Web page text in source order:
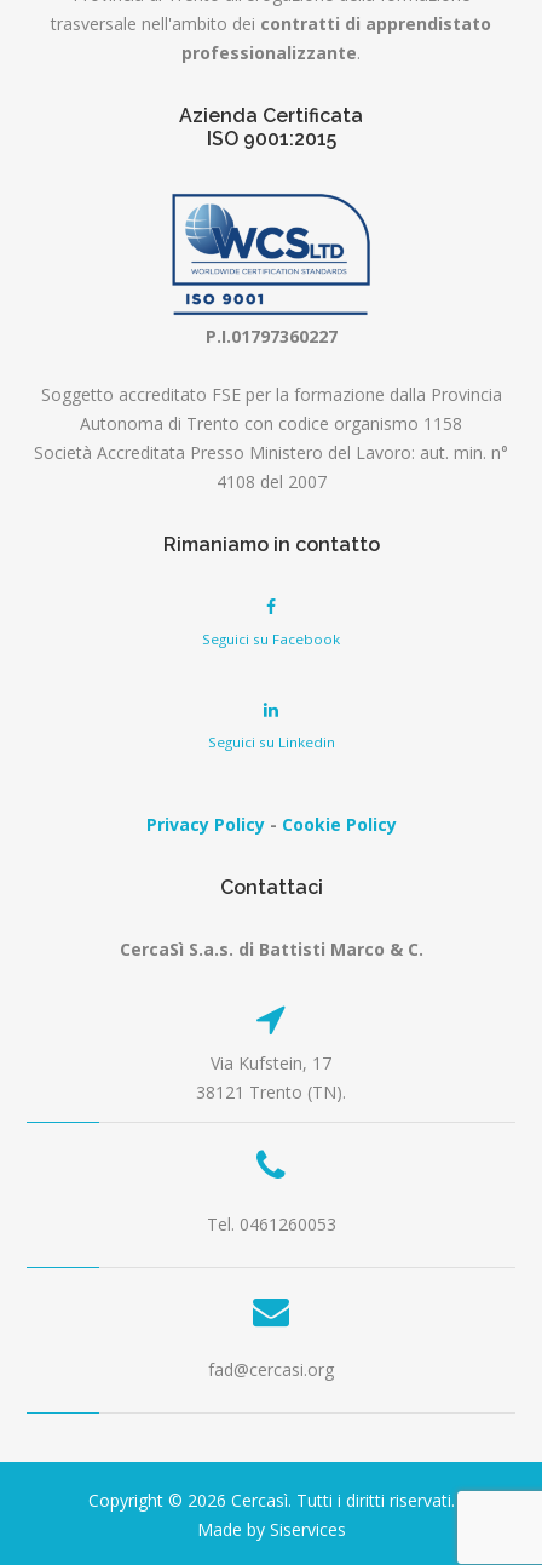
trasversale nell'ambito dei contratti di apprendistato
professionalizzante.
Azienda Certificata
ISO 9001:2015
P.I.01797360227
Soggetto accreditato FSE per la formazione dalla Provincia
Autonoma di Trento con codice organismo 1158
Società Accreditata Presso Ministero del Lavoro: aut. min. n°
4108 del 2007
Rimaniamo in contatto
Seguici su Facebook
Seguici su Linkedin
Privacy Policy- Cookie Policy
Contattaci
CercaSì S.a.s. di Battisti Marco & C.
Via Kufstein, 17
38121 Trento (TN).
Tel. 0461260053
fad@cercasi.org
Copyright © 2026 Cercasì. Tutti i diritti riservati.
Made by Siservices